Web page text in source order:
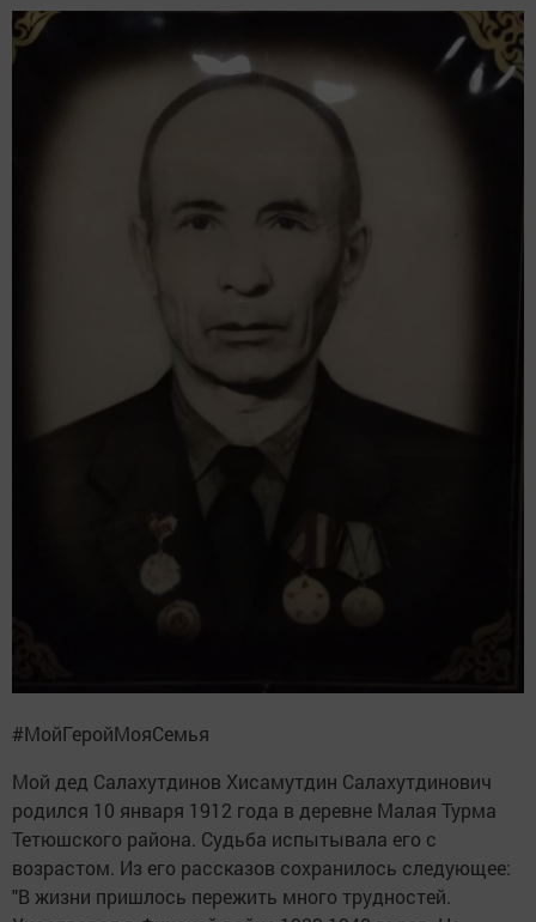
#МойГеройМояСемья
Мой дед Салахутдинов Хисамутдин Салахутдинович
родился 10 января 1912 года в деревне Малая Турма
Тетюшского района. Судьба испытывала его с
возрастом. Из его рассказов сохранилось следующее:
"В жизни пришлось пережить много трудностей.